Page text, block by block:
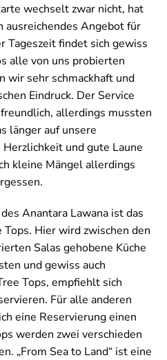
wechselt zwar nicht, hat
ausreichendes Angebot für
Tageszeit findet sich gewiss
alle von uns probierten
wir sehr schmackhaft und
Eindruck. Der Service
allerdings mussten
länger auf unsere
und gute Laune
kleine Mängel allerdings
Anantara Lawana ist das
Hier wird zwischen den
Salas gehobene Küche
und gewiss auch
Tops, empfiehlt sich
Für alle anderen
eine Reservierung einen
werden zwei verschieden
„From Sea to Land“ ist eine